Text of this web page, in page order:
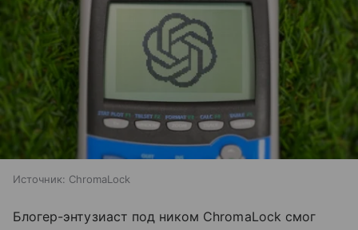
Источник: ChromaLock
Блогер-энтузиаст под ником ChromaLock смог